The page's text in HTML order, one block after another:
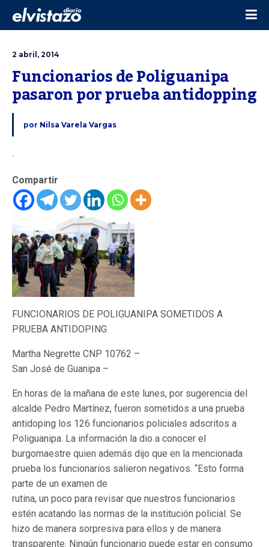
2 abril, 2014
Funcionarios de Poliguanipa
pasaron por prueba antidopping
por Nilsa Varela Vargas
.
Compartir
FUNCIONARIOS DE POLIGUANIPA SOMETIDOS A
PRUEBA ANTIDOPING
Martha Negrette CNP 10762 –
San José de Guanipa –
En horas de la mañana de este lunes, por sugerencia del
alcalde Pedro Martínez, fueron sometidos a una prueba
antidoping los 126 funcionarios policiales adscritos a
Poliguanipa. La información la dio a conocer el
burgomaestre quien además dijo que en la mencionada
prueba los funcionarios salieron negativos. “Esto forma
parte de un examen de
rutina, un poco para revisar que nuestros funcionarios
estén acatando las normas de la institución policial. Se
hizo de manera sorpresiva para ellos y de manera
transparente. Ningún funcionario puede estar en consumo